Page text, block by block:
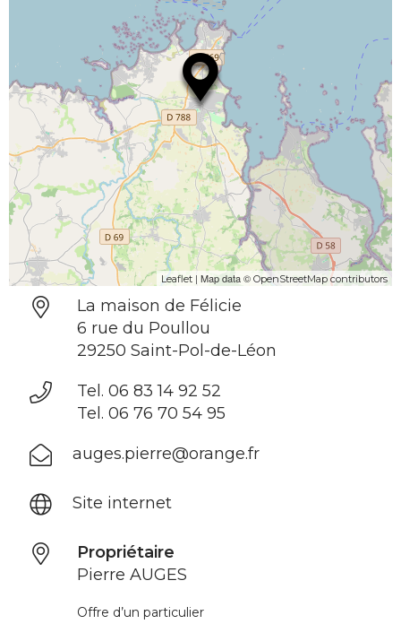
Leaflet | Map data © OpenStreetMap contributors
La maison de Félicie
6 rue du Poullou
29250 Saint-Pol-de-Léon
Tel. 06 83 14 92 52
Tel. 06 76 70 54 95
auges.pierre@orange.fr
Site internet
Propriétaire
Pierre AUGES
Offre d’un particulier